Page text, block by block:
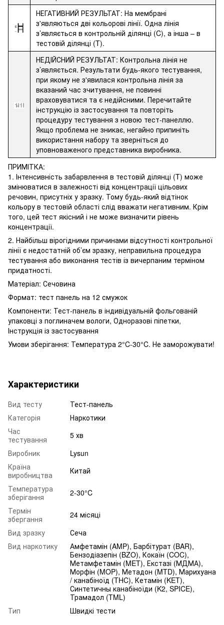
НЕГАТИВНИЙ РЕЗУЛЬТАТ: На мембрані
з'являються дві кольорові лінії. Одна лінія
з’являється в контрольній ділянці (C), а інша – в
тестовій ділянці (T).
НЕДІЙСНИЙ РЕЗУЛЬТАТ: Контрольна лінія не
з’являється. Результати будь-якого тестування,
при якому не з'явилася контрольна лінія за
вказаний час зчитування, не повинні
враховуватися та є недійсними. Перечитайте
інструкцію із застосування та повторіть
процедуру тестування з новою тест-панеллю.
Якщо проблема не зникає, негайно припиніть
використання набору та зверніться до
уповноваженого представника виробника.
ПРИМІТКА:
1. Інтенсивність забарвлення в тестовій ділянці (T) може
змінюватися в залежності від концентрації цільових
речовин, присутніх у зразку. Тому будь-який відтінок
кольору в тестовій області слід вважати негативним. Крім
того, цей тест якісний і не може визначити рівень
концентрації.
2. Найбільш вірогідними причинами відсутності контрольної
лінії є недостатній об’єм зразку, неправильна процедура
тестування або виконання тестів із вичерпаним терміном
придатності.
Матеріал: Сечовина
Формат: тест панель на 12 смужок
Компоненти: Тест-панель в індивідуальній фольгованій
упаковці з поглиначем вологи, Одноразові піпетки,
Інструкція із застосування
Умови зберігання: Температура 2°C-30°C. Не заморожувати!
Характеристики
Вид тесту
Тест-панель
Категорія
Наркотики
Час
тестування
5 хв
Виробник
Lysun
Країна
виробництва
Китай
Температура
зберігання
2-30°C
Термін
збергання
24 місяці
Вид зразку
Сеча
Вид наркотику
Амфетамін (AMP), Барбітурат (BAR),
Бензодіазепін (BZO), Кокаїн (COC),
Метамфетамін (MET), Екстазі (МДМА),
Морфін (MOP), Метадон (MTD), Марихуана
/ канабіноїд (THC), Кетамін (KET),
Синтетичны канабіноїди (K2, SPICE),
Трамадол (TML)
Тип
Швидкі тести